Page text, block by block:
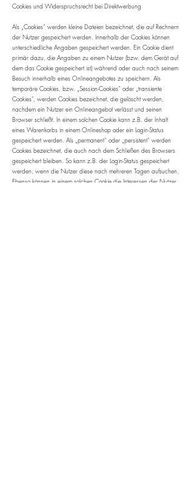
Cookies und Widerspruchsrecht bei Direktwerbung
Als „Cookies“ werden kleine Dateien bezeichnet, die auf Rechnern
der Nutzer gespeichert werden. Innerhalb der Cookies können
unterschiedliche Angaben gespeichert werden. Ein Cookie dient
primär dazu, die Angaben zu einem Nutzer (bzw. dem Gerät auf
dem das Cookie gespeichert ist) während oder auch nach seinem
Besuch innerhalb eines Onlineangebotes zu speichern. Als
temporäre Cookies, bzw. „Session-Cookies“ oder „transiente
Cookies“, werden Cookies bezeichnet, die gelöscht werden,
nachdem ein Nutzer ein Onlineangebot verlässt und seinen
Browser schließt. In einem solchen Cookie kann z.B. der Inhalt
eines Warenkorbs in einem Onlineshop oder ein Login-Status
gespeichert werden. Als „permanent“ oder „persistent“ werden
Cookies bezeichnet, die auch nach dem Schließen des Browsers
gespeichert bleiben. So kann z.B. der Login-Status gespeichert
werden, wenn die Nutzer diese nach mehreren Tagen aufsuchen.
Ebenso können in einem solchen Cookie die Interessen der Nutzer